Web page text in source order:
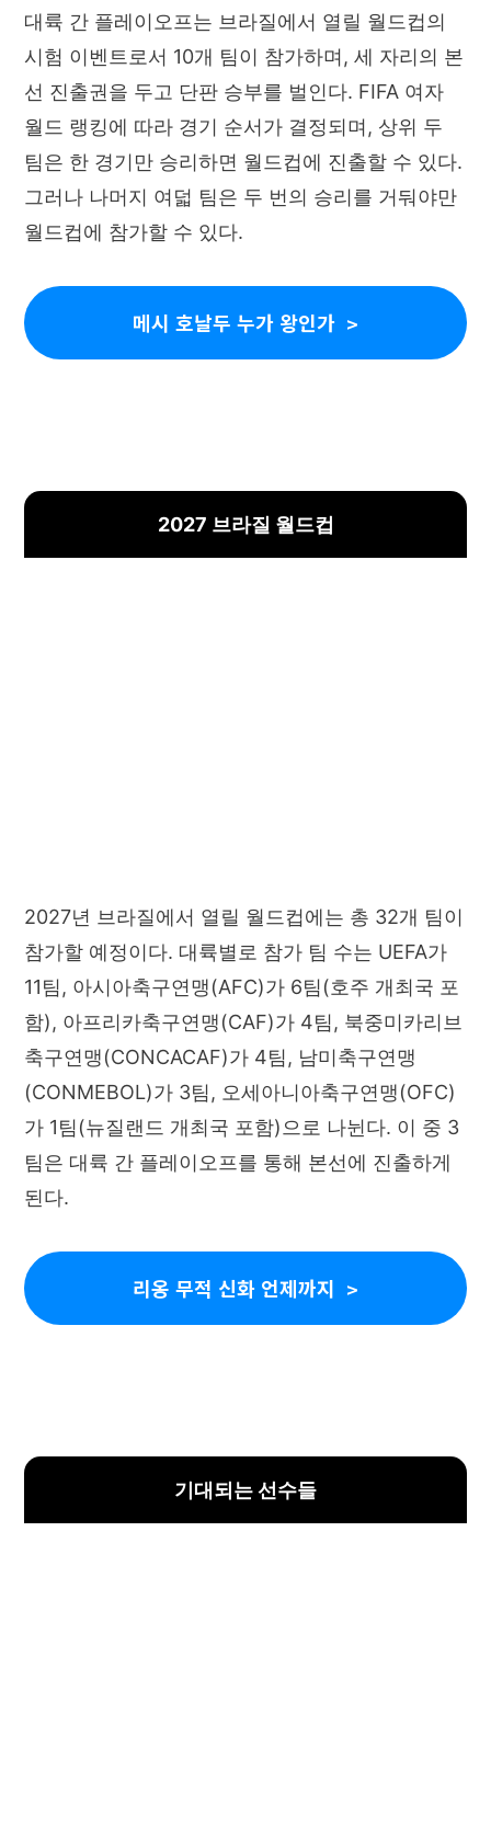
대륙 간 플레이오프는 브라질에서 열릴 월드컵의
시험 이벤트로서 10개 팀이 참가하며, 세 자리의 본
선 진출권을 두고 단판 승부를 벌인다. FIFA 여자
월드 랭킹에 따라 경기 순서가 결정되며, 상위 두
팀은 한 경기만 승리하면 월드컵에 진출할 수 있다.
그러나 나머지 여덟 팀은 두 번의 승리를 거둬야만
월드컵에 참가할 수 있다.
메시 호날두 누가 왕인가
2027 브라질 월드컵
2027년 브라질에서 열릴 월드컵에는 총 32개 팀이
참가할 예정이다. 대륙별로 참가 팀 수는 UEFA가
11팀, 아시아축구연맹(AFC)가 6팀(호주 개최국 포
함), 아프리카축구연맹(CAF)가 4팀, 북중미카리브
축구연맹(CONCACAF)가 4팀, 남미축구연맹
(CONMEBOL)가 3팀, 오세아니아축구연맹(OFC)
가 1팀(뉴질랜드 개최국 포함)으로 나뉜다. 이 중 3
팀은 대륙 간 플레이오프를 통해 본선에 진출하게
된다.
리옹 무적 신화 언제까지
기대되는 선수들